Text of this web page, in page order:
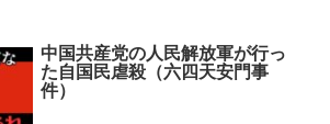
中国共産党の人民解放軍が行っ
た自国民虐殺（六四天安門事
件）